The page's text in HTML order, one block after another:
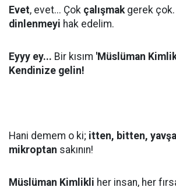
Evet, evet... Çok çalışmak gerek çok.
dinlenmeyi hak edelim.
Eyyy ey... Bir kısım 'Müslüman
Kendinize gelin!
Hani demem o ki; itten, bitten,
mikroptan sakının!
Müslüman Kimlikli her insan, her